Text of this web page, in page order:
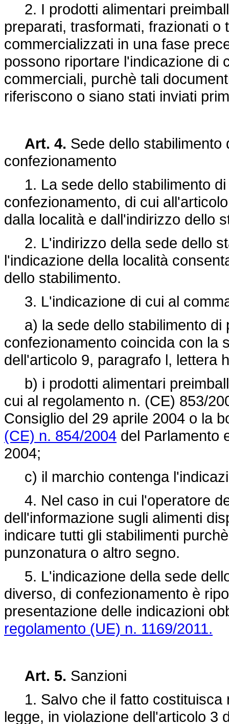
2. I prodotti alimentari
preparati, trasformati, frazionati o
commercializzati in una fase
possono riportare l'indicazione di
commerciali, purchè tali
riferiscono o siano stati inviati
Art. 4. Sede dello
confezionamento
1. La sede dello stabilimento di
confezionamento, di cui
dalla località e dall'indirizzo dello
2. L'indirizzo della sede dello
l'indicazione della località
dello stabilimento.
3. L'indicazione di cui al
a) la sede dello stabilimento di
confezionamento coincida con la
dell'articolo 9, paragrafo l, lettera
b) i prodotti alimentari
cui al regolamento n. (CE) 853/
Consiglio del 29 aprile 2004 o la
(CE) n. 854/2004 del Parlamento
2004;
c) il marchio contenga
4. Nel caso in cui l'operatore
dell'informazione sugli alimenti
indicare tutti gli stabilimenti
punzonatura o altro segno.
5. L'indicazione della sede
diverso, di confezionamento è
presentazione delle indicazioni
regolamento (UE) n. 1169/2011.
Art. 5. Sanzioni
1. Salvo che il fatto costituisca
legge, in violazione dell'articolo 3